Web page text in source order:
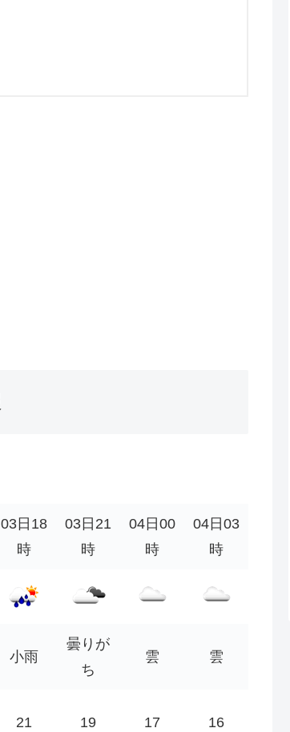
03日18
時
03日21
時
04日00
時
04日03
時
小雨
曇りが
ち
雲 雲
21 19 17 16